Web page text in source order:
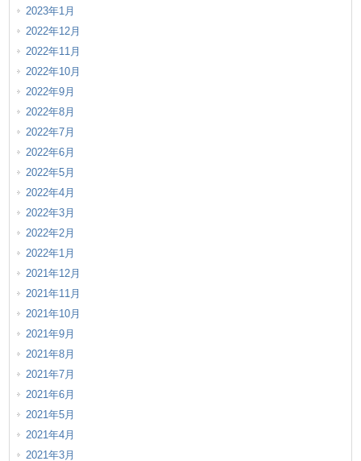
2023年1月
2022年12月
2022年11月
2022年10月
2022年9月
2022年8月
2022年7月
2022年6月
2022年5月
2022年4月
2022年3月
2022年2月
2022年1月
2021年12月
2021年11月
2021年10月
2021年9月
2021年8月
2021年7月
2021年6月
2021年5月
2021年4月
2021年3月